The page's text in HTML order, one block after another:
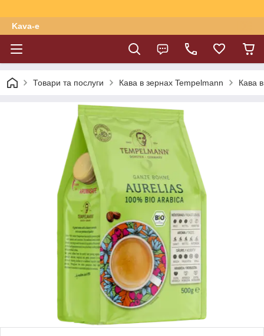
Kava-e
Товари та послуги Кава в зернах Tempelmann Кава